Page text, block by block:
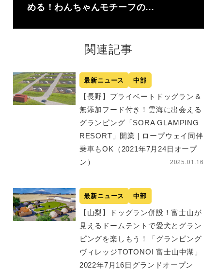
める！わんちゃんモチーフの…
関連記事
最新ニュース 中部
【長野】プライベートドッグラン＆
無添加フード付き！雲海に出会える
グランピング「SORA GLAMPING
RESORT」開業 | ロープウェイ同伴
乗車もOK（2021年7月24日オープ
ン）
2025.01.16
最新ニュース 中部
【山梨】ドッグラン併設！富士山が
見えるドームテントで愛犬とグラン
ピングを楽しもう！「グランピング
ヴィレッジTOTONOI 富士山中湖」
2022年7月16日グランドオープン